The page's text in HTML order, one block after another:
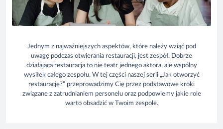
Jednym z najważniejszych aspektów, które należy wziąć pod
uwagę podczas otwierania restauracji, jest zespół. Dobrze
działająca restauracja to nie teatr jednego aktora, ale wspólny
wysiłek całego zespołu. W tej części naszej serii „Jak otworzyć
restaurację?” przeprowadzimy Cię przez podstawowe kroki
związane z zatrudnianiem personelu oraz podpowiemy jakie role
warto obsadzić w Twoim zespole.